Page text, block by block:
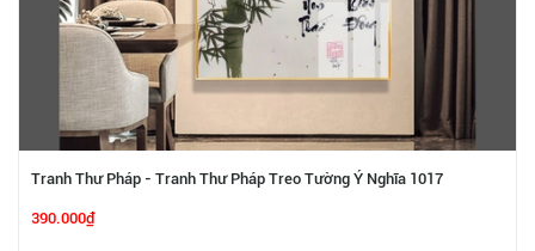
Tranh Thư Pháp - Tranh Thư Pháp Treo Tường Ý Nghĩa 1017
390.000₫